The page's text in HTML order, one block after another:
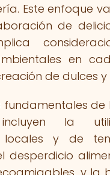
Este enfoque
de
en
de dulces y
fundamentales
incluyen la
locales y de
desperdicio